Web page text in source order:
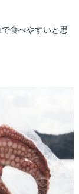
食べやすいと思